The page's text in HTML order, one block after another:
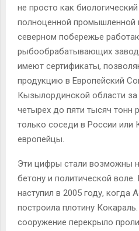
не просто как
полноценной промышленной
северном побережье
рыбообрабатывающих
имеют сертификаты,
продукцию в Европейский
Кызылординской области за
четырех до пяти тысяч тонн
только соседи в России или
европейцы.
Эти цифры стали возможны
бетону и политической
наступил в 2005 году, когда
построила плотину
сооружение перекрыло